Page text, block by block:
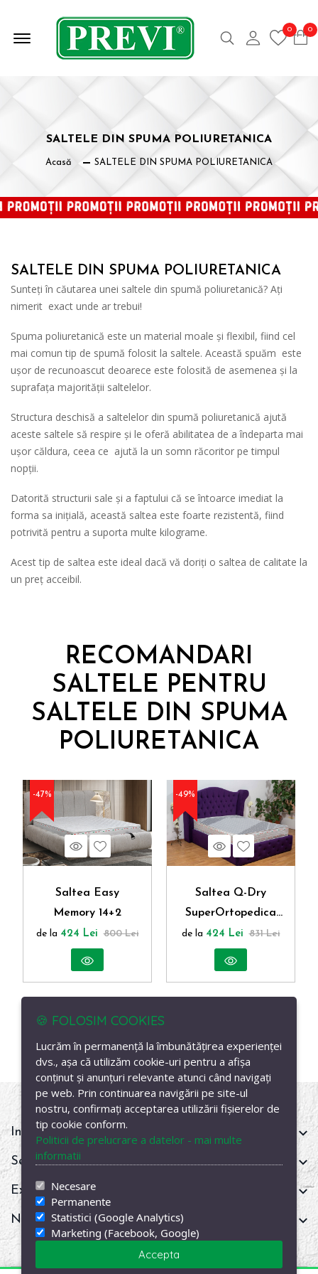
Offcanvas Deschide Meniul Caută Contul meu
0 0
SALTELE DIN SPUMA POLIURETANICA
Acasă SALTELE DIN SPUMA POLIURETANICA
SALTELE DIN SPUMA POLIURETANICA
Sunteți în căutarea unei saltele din spumă poliuretanică? Ați
nimerit exact unde ar trebui!
Spuma poliuretanică este un material moale și flexibil, fiind cel
mai comun tip de spumă folosit la saltele. Această spuăm este
ușor de recunoascut deoarece este folosită de asemenea și la
suprafața majorității saltelelor.
Structura deschisă a saltelelor din spumă poliuretanică ajută
aceste saltele să respire și le oferă abilitatea de a îndeparta mai
ușor căldura, ceea ce ajută la un somn răcoritor pe timpul
nopții.
Datorită structurii sale și a faptului că se întoarce imediat la
forma sa inițială, această saltea este foarte rezistentă, fiind
potrivită pentru a suporta multe kilograme.
Acest tip de saltea este ideal dacă vă doriți o saltea de calitate la
un preț acceibil.
RECOMANDARI
SALTELE PENTRU
SALTELE DIN SPUMA
POLIURETANICA
-47%
Vezi produs
Wishlist
Saltea Easy
Memory 14+2
de la 424 Lei 800 Lei
-49%
Vezi produs
Wishlist
Saltea Q-Dry
SuperOrtopedica
Memory 14+2 cm
de la 424 Lei 831 Lei
Informații
Servicii clienți
Extra
Newsletter
🍪 FOLOSIM COOKIES
Lucrăm în permanență la îmbunătățirea experienței
dvs., așa că utilizăm cookie-uri pentru a afișa
conținut și anunțuri relevante atunci când navigați
pe web. Prin continuarea navigării pe site-ul
nostru, confirmați acceptarea utilizării fișierelor de
tip cookie conform.
Politicii de prelucrare a datelor - mai multe
informatii
Necesare
Permanente
Statistici (Google Analytics)
Marketing (Facebook, Google)
Accepta